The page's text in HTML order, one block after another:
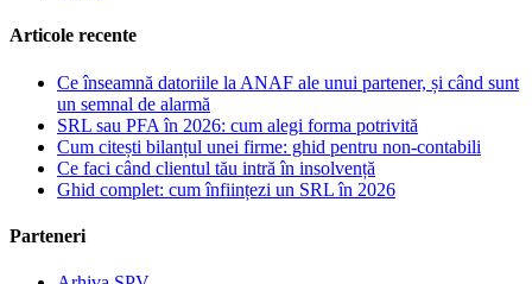
Articole recente
Ce înseamnă datoriile la ANAF ale unui partener, și când sunt
un semnal de alarmă
SRL sau PFA în 2026: cum alegi forma potrivită
Cum citești bilanțul unei firme: ghid pentru non-contabili
Ce faci când clientul tău intră în insolvență
Ghid complet: cum înființezi un SRL în 2026
Parteneri